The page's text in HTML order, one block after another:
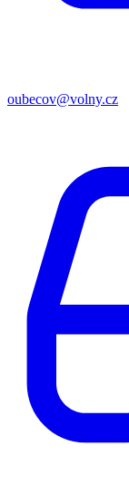
oubecov@volny.cz